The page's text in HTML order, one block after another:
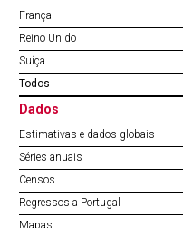
França
Reino Unido
Suíça
Todos
Dados
Estimativas e dados globais
Séries anuais
Censos
Regressos a Portugal
Mapas